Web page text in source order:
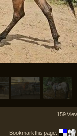
159
Bookmark this page: